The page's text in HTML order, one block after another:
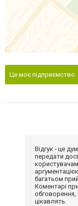
Це моє підприємство
Відгук - це
передати
багатьом
Коментарі
цікавлять.